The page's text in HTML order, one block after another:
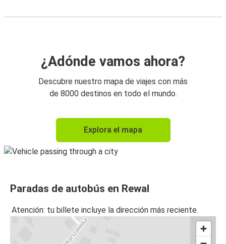
¿Adónde vamos ahora?
Descubre nuestro mapa de viajes con más
de 8000 destinos en todo el mundo.
Explora el mapa
Paradas de autobús en Rewal
Atención: tu billete incluye la dirección más reciente.